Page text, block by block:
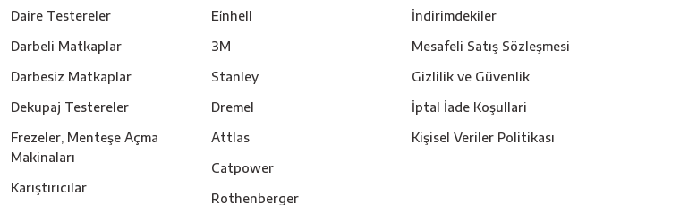
Daire Testereler
Darbeli Matkaplar
Darbesiz Matkaplar
Dekupaj Testereler
Frezeler, Menteşe Açma
Makinaları
Karıştırıcılar
Ei̇nhell
3M
Stanley
Dremel
Attlas
Catpower
Rothenberger
İndirimdekiler
Mesafeli Satış Sözleşmesi
Gizlilik ve Güvenlik
İptal İade Koşullari
Kişisel Veriler Politikası